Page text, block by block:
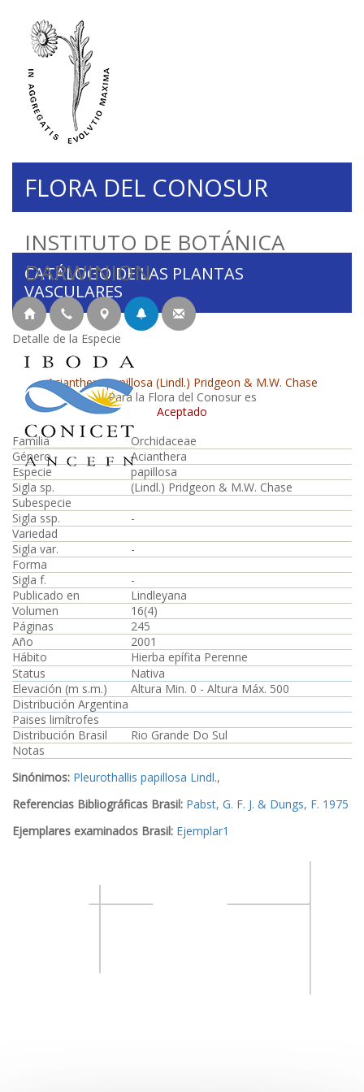
INSTITUTO DE BOTÁNICA
DARWINION
FLORA DEL CONOSUR
CATÁLOGO DE LAS PLANTAS
VASCULARES
Detalle de la Especie
Acianthera papillosa (Lindl.) Pridgeon & M.W. Chase
Para la Flora del Conosur es
Aceptado
Familia
Orchidaceae
Género
Acianthera
Especie
papillosa
Sigla sp.
(Lindl.) Pridgeon & M.W. Chase
Subespecie
Sigla ssp.
-
Variedad
Sigla var.
-
Forma
Sigla f.
-
Publicado en
Lindleyana
Volumen
16(4)
Páginas
245
Año
2001
Hábito
Hierba epífita Perenne
Status
Nativa
Elevación (m s.m.)
Altura Min. 0 - Altura Máx. 500
Distribución Argentina
Paises limítrofes
Distribución Brasil
Rio Grande Do Sul
Notas
Sinónimos: Pleurothallis papillosa Lindl.,
Referencias Bibliográficas Brasil: Pabst, G. F. J. & Dungs, F. 1975
Ejemplares examinados Brasil: Ejemplar1